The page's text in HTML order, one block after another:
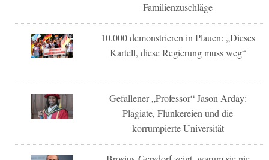
Familienzuschläge
10.000 demonstrieren in Plauen: „Dieses
Kartell, diese Regierung muss weg“
Gefallener „Professor“ Jason Arday:
Plagiate, Flunkereien und die
korrumpierte Universität